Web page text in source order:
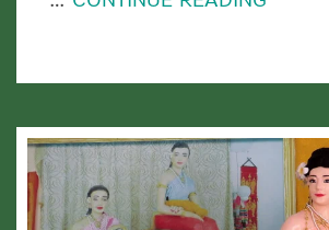
หากิน
ชีวิต
และ
พื้นที่